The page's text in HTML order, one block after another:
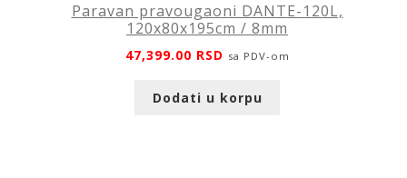
Paravan pravougaoni DANTE-120L,
120x80x195cm / 8mm
47,399.00 RSD sa PDV-om
Dodati u korpu